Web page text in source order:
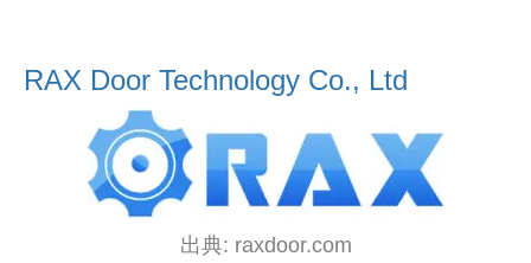
RAX Door Technology Co., Ltd
出典: raxdoor.com